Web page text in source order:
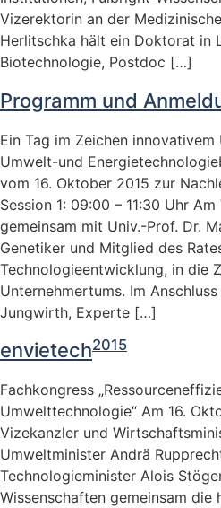
Vizerektorin an der
Herlitschka hält ein Doktorat in
Biotechnologie, Postdoc […]
Programm und
Ein Tag im Zeichen
Umwelt-und
vom 16. Oktober 2015 zur
Session 1: 09:00 – 11:30 Uhr
gemeinsam mit Univ.-Prof. Dr.
Genetiker und Mitglied des
Technologieentwicklung, in die
Unternehmertums. Im
Jungwirth, Experte […]
envietech2015
Fachkongress
Umwelttechnologie“ Am 16.
Vizekanzler und
Umweltminister Andrä
Technologieminister Alois
Wissenschaften gemeinsam die